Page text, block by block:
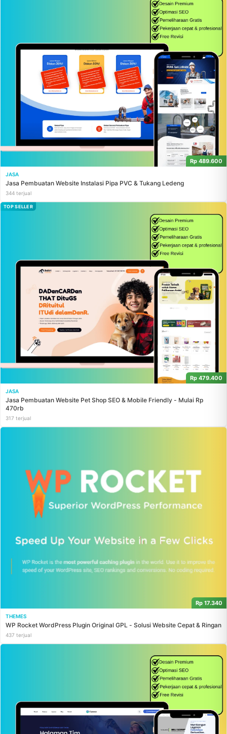
Rp 489.600
JASA
Jasa Pembuatan Website Instalasi Pipa PVC & Tukang Ledeng
344 terjual
TOP SELLER
Rp 479.400
JASA
Jasa Pembuatan Website Pet Shop SEO & Mobile Friendly - Mulai Rp
470rb
317 terjual
Rp 17.340
THEMES
WP Rocket WordPress Plugin Original GPL - Solusi Website Cepat & Ringan
437 terjual